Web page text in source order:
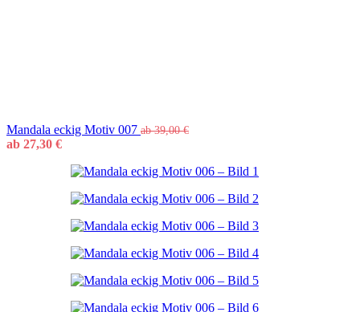
Mandala eckig Motiv 007 ab39,00€
ab 27,30 €